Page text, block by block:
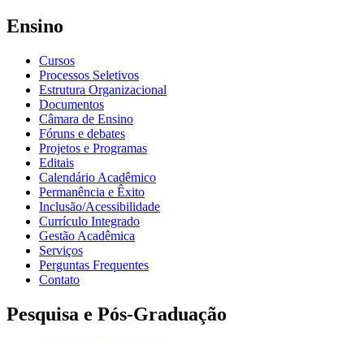
Ensino
Cursos
Processos Seletivos
Estrutura Organizacional
Documentos
Câmara de Ensino
Fóruns e debates
Projetos e Programas
Editais
Calendário Acadêmico
Permanência e Êxito
Inclusão/Acessibilidade
Currículo Integrado
Gestão Acadêmica
Serviços
Perguntas Frequentes
Contato
Pesquisa e Pós-Graduação